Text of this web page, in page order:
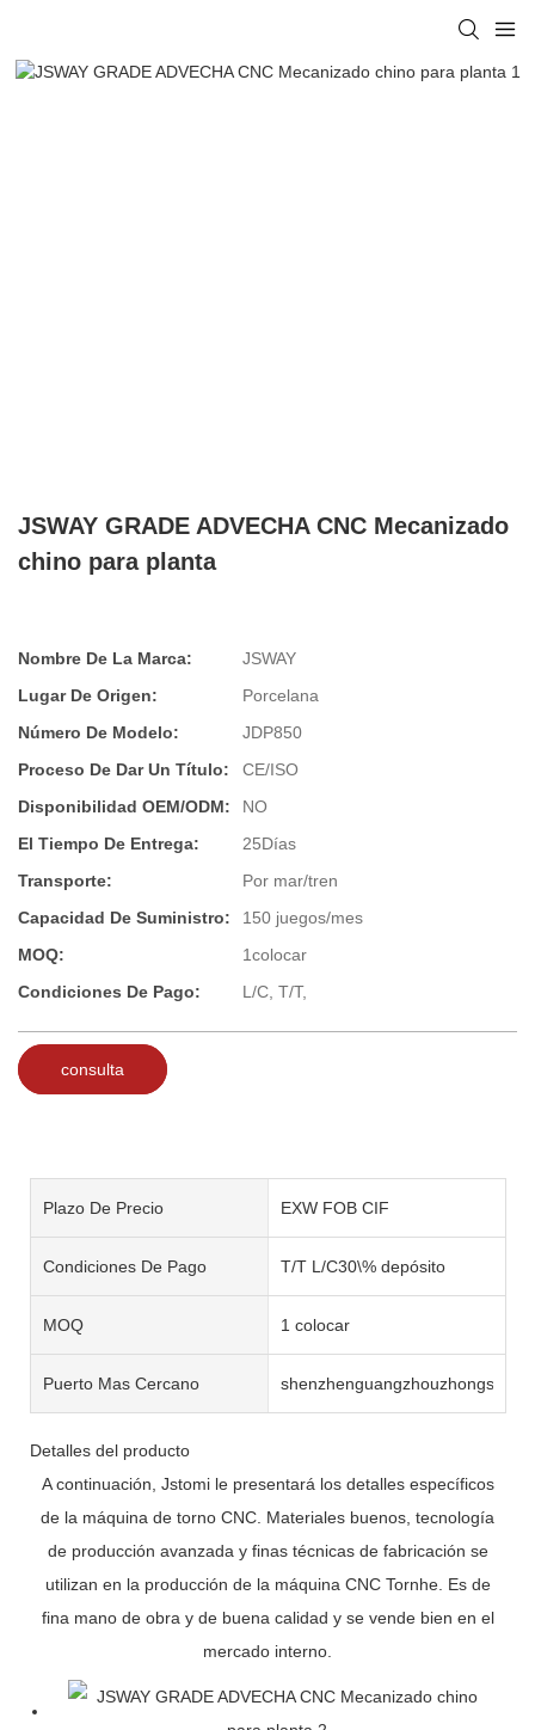
JSWAY GRADE ADVECHA CNC Mecanizado
chino para planta
Nombre De La Marca:
JSWAY
Lugar De Origen:
Porcelana
Número De Modelo:
JDP850
Proceso De Dar Un Título:
CE/ISO
Disponibilidad OEM/ODM:
NO
El Tiempo De Entrega:
25Días
Transporte:
Por mar/tren
Capacidad De Suministro:
150 juegos/mes
MOQ:
1colocar
Condiciones De Pago:
L/C, T/T,
consulta
Plazo De Precio EXW FOB CIF
Condiciones De Pago T/T L/C30\% depósito
MOQ 1 colocar
Puerto Mas Cercano shenzhenguangzhouzhongshan
Detalles del producto
A continuación, Jstomi le presentará los detalles específicos
de la máquina de torno CNC. Materiales buenos, tecnología
de producción avanzada y finas técnicas de fabricación se
utilizan en la producción de la máquina CNC Tornhe. Es de
fina mano de obra y de buena calidad y se vende bien en el
mercado interno.